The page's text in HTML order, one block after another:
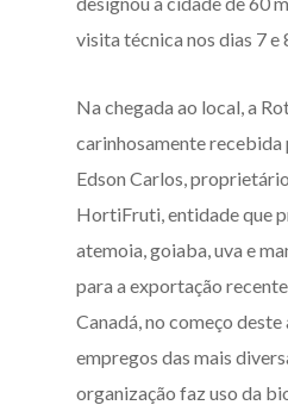
visita técnica nos dias 7 e
Na chegada ao local, a
carinhosamente recebida
Edson Carlos,
HortiFruti, entidade que
atemoia, goiaba, uva e
para a exportação
Canadá, no começo
empregos das mais
organização faz uso da